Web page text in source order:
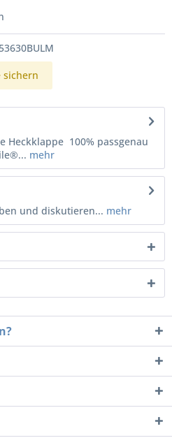
sichern
Heckklappe 100% passgenau
mehr
und diskutieren... mehr